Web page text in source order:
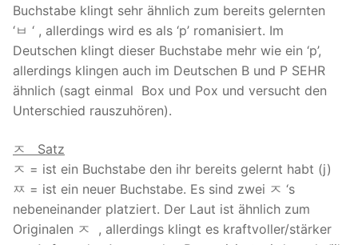
Buchstabe klingt sehr ähnlich zum bereits gelernten
‘ㅂ ‘ , allerdings wird es als ‘p’ romanisiert. Im
Deutschen klingt dieser Buchstabe mehr wie ein ‘p’,
allerdings klingen auch im Deutschen B und P SEHR
ähnlich (sagt einmal Box und Pox und versucht den
Unterschied rauszuhören).
ㅈ Satz
ㅈ = ist ein Buchstabe den ihr bereits gelernt habt (j)
ㅉ = ist ein neuer Buchstabe. Es sind zwei ㅈ ‘s
nebeneinander platziert. Der Laut ist ähnlich zum
Originalen ㅈ , allerdings klingt es kraftvoller/stärker